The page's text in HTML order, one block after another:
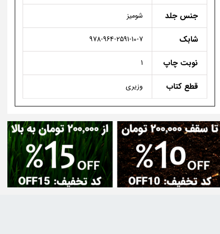
جنس جلد شومیز
شابک 978-964-2591-10-7
نوبت چاپ 1
قطع کتاب وزیری